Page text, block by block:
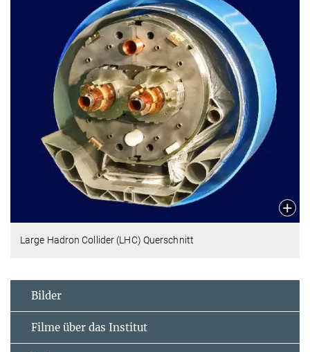
Large Hadron Collider (LHC) Querschnitt
Bilder
Filme über das Institut